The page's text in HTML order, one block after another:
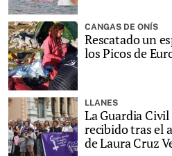
CANGAS DE ONÍS
Rescatado un
los Picos de
LLANES
La Guardia
recibido tras el
de Laura Cruz